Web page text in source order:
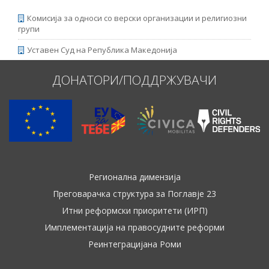
Комисија за односи со верски организации и религиозни
групи
Уставен Суд на Република Македонија
ДОНАТОРИ/ПОДДРЖУВАЧИ
Регионална димензија
Преговарачка структура за Поглавје 23
Итни реформски приоритети (ИРП)
Имплементација на правосудните реформи
Реинтеграцијана Роми